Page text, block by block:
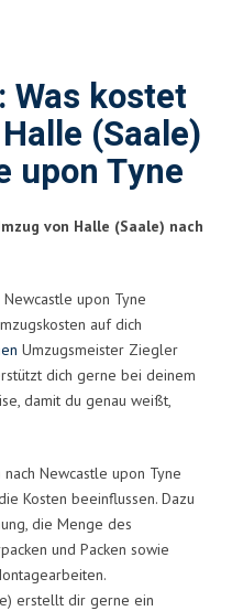
Was kostet
(Saale)
upon Tyne
von Halle (Saale) nach
upon Tyne
auf dich
Umzugsmeister Ziegler
dich gerne bei deinem
damit du genau weißt,
Newcastle upon Tyne
Kosten beeinflussen. Dazu
die Menge des
und Packen sowie
erstellt dir gerne ein